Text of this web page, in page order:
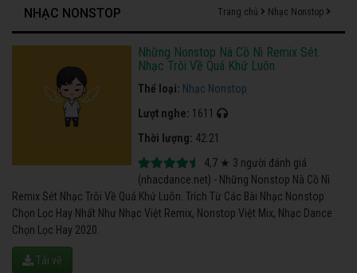
NHẠC NONSTOP Trang chủ Nhạc Nonstop
Những Nonstop Nà Cồ Nì Remix Sét
Nhạc Trôi Về Quá Khứ Luôn
Thể loại: Nhạc Nonstop
Lượt nghe: 1611
Thời lượng: 42:21
4,7 ★ 3 người đánh giá
(nhacdance.net) - Những Nonstop Nà Cồ Nì
Remix Sét Nhạc Trôi Về Quá Khứ Luôn. Trích Từ Các Bài Nhạc Nonstop
Chọn Lọc Hay Nhất Như Nhạc Việt Remix, Nonstop Việt Mix, Nhạc Dance
Chọn Lọc Hay 2020.
Tải về